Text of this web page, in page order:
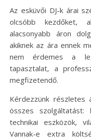
Az esküvői DJ-k árai
olcsóbb kezdőket,
alacsonyabb áron
akiknek az ára ennek
nem érdemes a
tapasztalat, a
megfizetendő.
Kérdezzünk részletes
összes szolgáltatást:
technikai eszközök,
Vannak-e extra